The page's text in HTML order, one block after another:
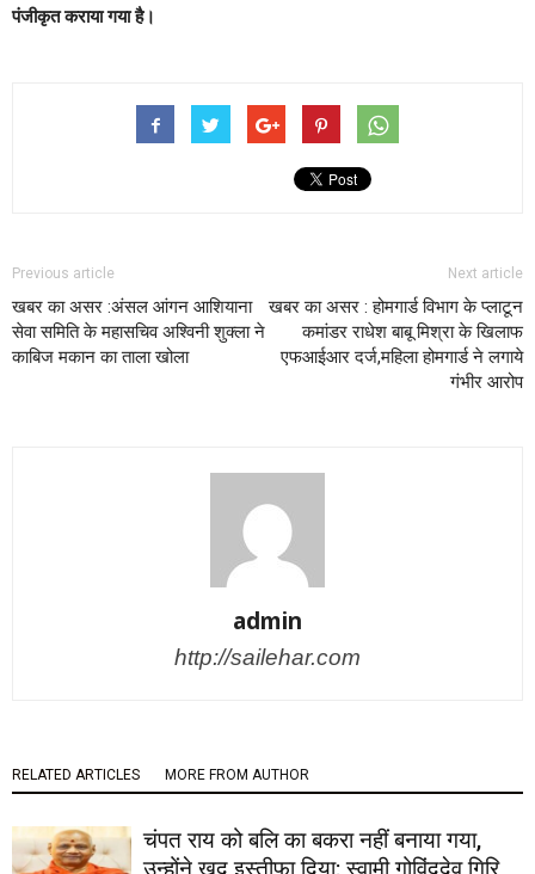
पंजीकृत कराया गया है।
Previous article
खबर का असर :अंसल आंगन आशियाना
सेवा समिति के महासचिव अश्विनी शुक्ला ने
काबिज मकान का ताला खोला
Next article
खबर का असर : होमगार्ड विभाग के प्लाटून
कमांडर राधेश बाबू मिश्रा के खिलाफ
एफआईआर दर्ज,महिला होमगार्ड ने लगाये
गंभीर आरोप
admin
http://sailehar.com
RELATED ARTICLES MORE FROM AUTHOR
चंपत राय को बलि का बकरा नहीं बनाया गया,